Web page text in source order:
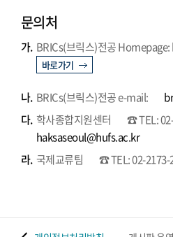
문의처
가. BRICs(브릭스)전공
바로가기
나. BRICs(브릭스)전공 e-mail:
다. 학사종합지원센터 ☎ TEL:
haksaseoul@hufs.ac.kr
라. 국제교류팀 ☎ TEL: 02-2173-